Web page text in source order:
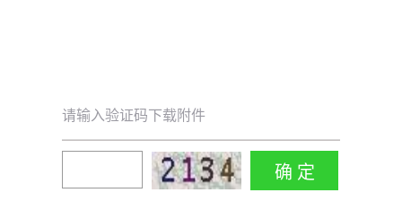
请输入验证码下载附件